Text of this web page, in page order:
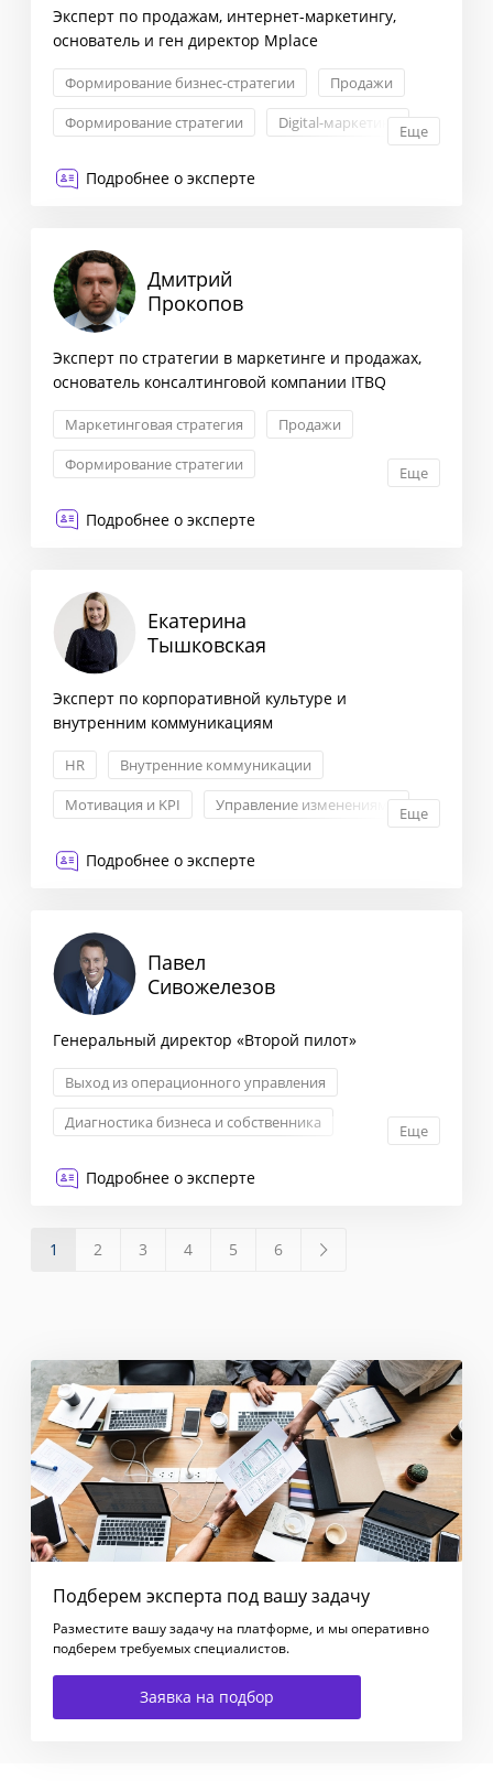
Эксперт по продажам, интернет-маркетингу,
основатель и ген директор Mplace
Формирование бизнес-стратегии
Продажи
Формирование стратегии
Digital-маркетингЕще
Подробнее о эксперте
Дмитрий
Прокопов
Эксперт по стратегии в маркетинге и продажах,
основатель консалтинговой компании ITBQ
Маркетинговая стратегия
Продажи
Формирование стратегии
Еще
Подробнее о эксперте
Екатерина
Тышковская
Эксперт по корпоративной культуре и
внутренним коммуникациям
HR
Внутренние коммуникации
Мотивация и KPI
Управление изменениямиЕще
Подробнее о эксперте
Павел
Сивожелезов
Генеральный директор «Второй пилот»
Выход из операционного управления
Диагностика бизнеса и собственника
Еще
Подробнее о эксперте
1 2 3 4 5 6
Подберем эксперта под вашу задачу
Разместите вашу задачу на платформе, и мы оперативно
подберем требуемых специалистов.
Заявка на подбор